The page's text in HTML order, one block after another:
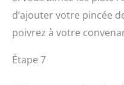
d’ajouter votre pincée
poivrez à votre
Étape 7